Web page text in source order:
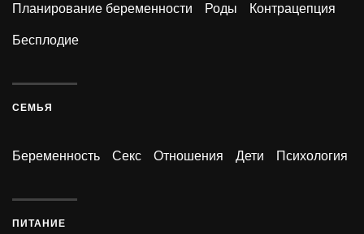
Планирование беременности Роды Контрацепция
Бесплодие
СЕМЬЯ
Беременность Секс Отношения Дети Психология
ПИТАНИЕ